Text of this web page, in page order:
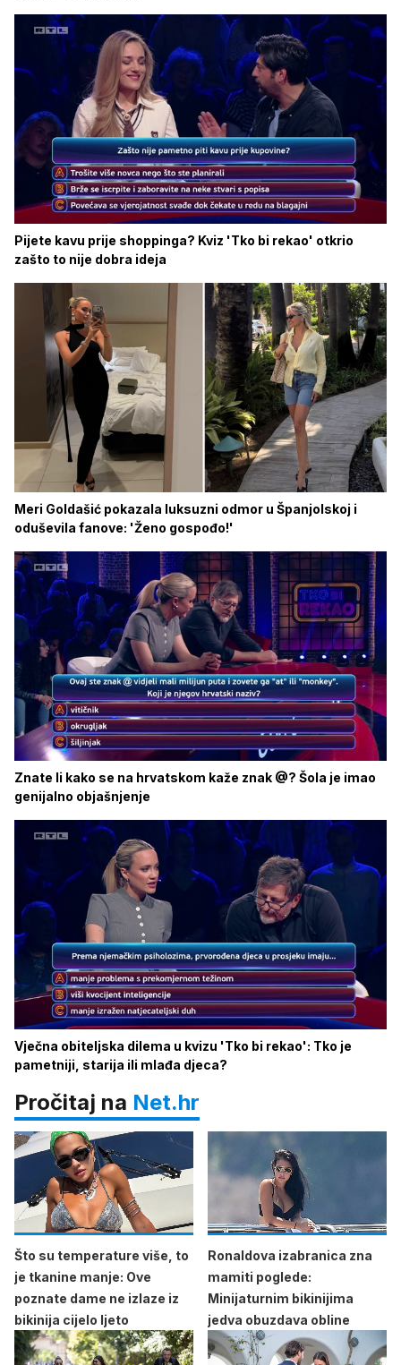
Pijete kavu prije shoppinga? Kviz 'Tko bi rekao' otkrio
zašto to nije dobra ideja
Meri Goldašić pokazala luksuzni odmor u Španjolskoj i
oduševila fanove: 'Ženo gospođo!'
Znate li kako se na hrvatskom kaže znak @? Šola je imao
genijalno objašnjenje
Vječna obiteljska dilema u kvizu 'Tko bi rekao': Tko je
pametniji, starija ili mlađa djeca?
Pročitaj na Net.hr
Što su temperature više, to
je tkanine manje: Ove
poznate dame ne izlaze iz
bikinija cijelo ljeto
Ronaldova izabranica zna
mamiti poglede:
Minijaturnim bikinijima
jedva obuzdava obline